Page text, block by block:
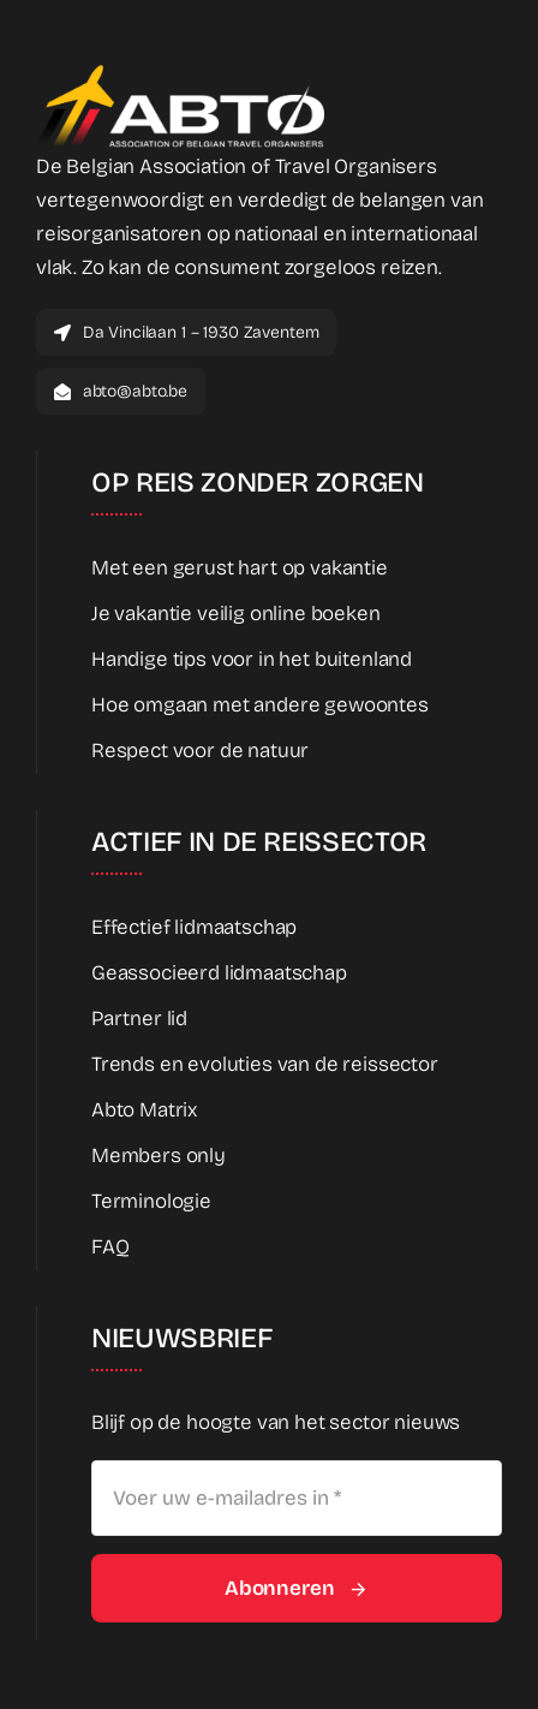
De Belgian Association of Travel Organisers
vertegenwoordigt en verdedigt de belangen van
reisorganisatoren op nationaal en internationaal
vlak. Zo kan de consument zorgeloos reizen.
Da Vincilaan 1 – 1930 Zaventem
abto@abto.be
OP REIS ZONDER ZORGEN
Met een gerust hart op vakantie
Je vakantie veilig online boeken
Handige tips voor in het buitenland
Hoe omgaan met andere gewoontes
Respect voor de natuur
ACTIEF IN DE REISSECTOR
Effectief lidmaatschap
Geassocieerd lidmaatschap
Partner lid
Trends en evoluties van de reissector
Abto Matrix
Members only
Terminologie
FAQ
NIEUWSBRIEF
Blijf op de hoogte van het sector nieuws
Abonneren